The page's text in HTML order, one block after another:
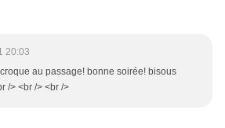
20:03
au passage! bonne soirée! bisous
/> <br /> <br />